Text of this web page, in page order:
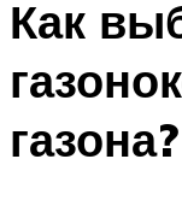
Как
газона?